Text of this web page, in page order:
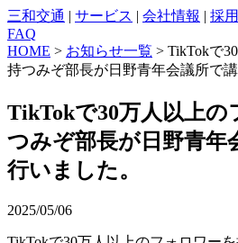
三和交通 | サービス | 会社情報 | 採用
FAQ
HOME > お知らせ一覧 > TikTokで
持つみぞ部長が日野青年会議所で講
TikTokで30万人以上の
つみぞ部長が日野青年
行いました。
2025/05/06